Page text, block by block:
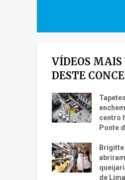
VÍDEOS MAIS
DESTE
centro
Ponte
Brigitte
de Lima